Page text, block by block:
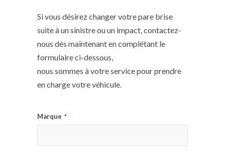
Si vous désirez changer votre pare brise
suite à un sinistre ou un impact, contactez-
nous dès maintenant en complétant le
formulaire ci-dessous,
nous sommes à votre service pour prendre
en charge votre véhicule.
Marque *